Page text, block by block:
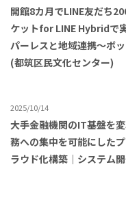
開館8カ月でLINE友だち
ケットfor LINE Hybridで
パーレスと地域連携〜ボ
(都筑区民文化センター)
2025/10/14
大手金融機関のIT基盤を
務への集中を可能にした
ラウド化構築｜システム